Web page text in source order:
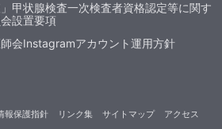
甲状腺検査一次検査者資格認定等に関す
設置要項
会Instagramアカウント運用方針
報保護指針 リンク集 サイトマップ アクセス